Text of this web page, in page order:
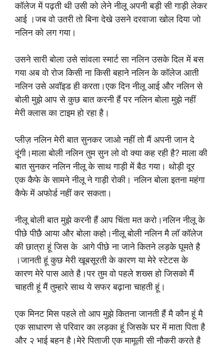
कॉलेज में पढ़ती थी उसी को लेने नीलू अपनी बड़ी सी गाड़ी लेकर
आई ।जब वो उतरी तो बिना देखे उसने दरवाजा खोल दिया जो
नलिन को लग गया।
उसने सारी बोला उसे सांवला स्मार्ट सा नलिन उसके दिल में बस
गया अब वो रोज किसी ना किसी बहाने नलिन के कॉलेज आती
नलिन उसे अवॉइड ही करता।एक दिन नीलू आई और नलिन से
बोली मुझे आप से कुछ बात करनी हैं पर नलिन बोला मुझे नहीं
मेरी क्लास का टाइम हो रहा है।
प्लीज़ नलिन मेरी बात सुनकर जाओ नहीं तो मैं अपनी जान दे
दूंगी।माला बोली नलिन तुम सुन लो वो क्या कह रही है? माला की
बात सुनकर नलिन नीलू के साथ गाड़ी में बैठ गया। थोड़ी दूर
एक कैफे के सामने नीलू ने गाड़ी रोकी। नलिन बोला इतना महंगा
कैफे में अफोर्ड नहीं कर सकता।
नीलू बोली बात मुझे करनी हैं आप चिंता मत करो।नलिन नीलू के
पीछे पीछै आया और बोला कहो।नीलू बोली नलिन मै लॉ कॉलेज
की छात्रा हूं जिस के आगे पीछे ना जाने कितने लड़के घूमते है
।जानती हूं कुछ मेरी खूबसूरती के कारण या मेरे स्टेटस के
कारण मेरे पास आते है।पर तुम वो पहले शख्स हो जिसको मैं
चाहती हूं मैं तुम्हारे साथ ये सफर बढ़ाना चाहती हूं।
एक मिनट मिस पहले तो आप मुझे कितना जानती हैं मै कौन हूं मै
एक साधारण से परिवार का लड़का हूं जिसके घर में माता पिता है
और २ भाई बहन है।मेरे पिताजी एक मामूली सी नौकरी करते है